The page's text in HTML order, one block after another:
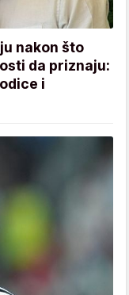
nakon što
da priznaju:
i